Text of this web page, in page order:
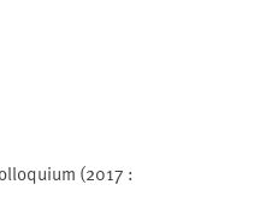
(2017 :